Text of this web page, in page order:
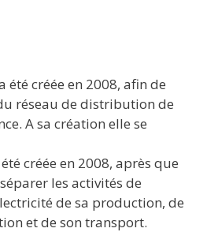
été créée en 2008, afin de
réseau de distribution de
A sa création elle se
créée en 2008, après que
les activités de
de sa production, de
et de son transport.